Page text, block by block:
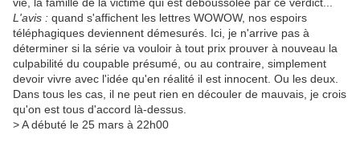
L'avis : quand s'affichent les lettres WOWOW, nos espoirs
téléphagiques deviennent démesurés. Ici, je n'arrive pas à
déterminer si la série va vouloir à tout prix prouver à nouveau la
culpabilité du coupable présumé, ou au contraire, simplement
devoir vivre avec l'idée qu'en réalité il est innocent. Ou les deux.
Dans tous les cas, il ne peut rien en découler de mauvais, je crois
qu'on est tous d'accord là-dessus.
> A débuté le 25 mars à 22h00